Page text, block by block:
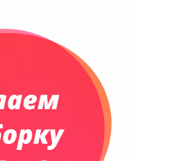
книжки
и ноутбуков